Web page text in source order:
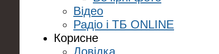
Відео
Радіо і ТБ ONLINE
Корисне
Довідка